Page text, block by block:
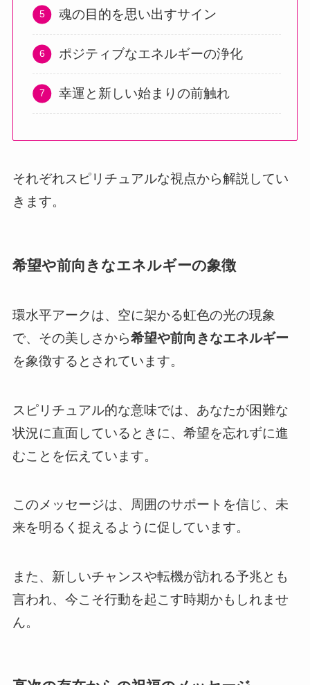
魂の目的を思い出すサイン
ポジティブなエネルギーの浄化
幸運と新しい始まりの前触れ
それぞれスピリチュアルな視点から解説してい
きます。
希望や前向きなエネルギーの象徴
環水平アークは、空に架かる虹色の光の現象
で、その美しさから希望や前向きなエネルギー
を象徴するとされています。
スピリチュアル的な意味では、あなたが困難な
状況に直面しているときに、希望を忘れずに進
むことを伝えています。
このメッセージは、周囲のサポートを信じ、未
来を明るく捉えるように促しています。
また、新しいチャンスや転機が訪れる予兆とも
言われ、今こそ行動を起こす時期かもしれませ
ん。